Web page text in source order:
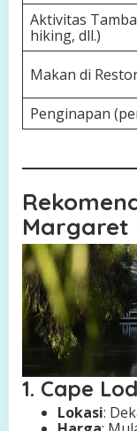
Aktivitas
hiking, dll.)
Makan di
Penginapan
Margaret
1. Cape
Lokasi: